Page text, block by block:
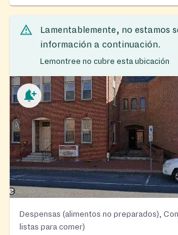
Lamentablemente, no estamos
información a continuación.
Lemontree no cubre esta ubicación
Despensas (alimentos no preparados),
listas para comer)